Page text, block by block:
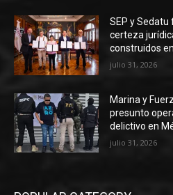
SEP y
certeza
construidos
julio 31, 2026
Marina y
presunto
delictivo en
julio 31, 2026